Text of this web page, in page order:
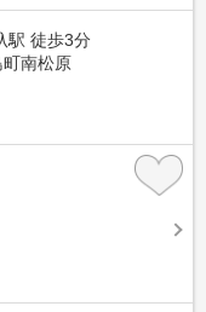
駅 徒歩3分
南松原